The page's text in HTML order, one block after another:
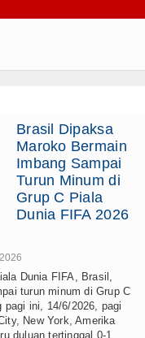
Brasil Dipaksa
Maroko Bermain
Imbang Sampai
Turun Minum di
Grup C Piala
Dunia FIFA 2026
Dunia FIFA, Brasil,
turun minum di Grup C
pagi ini, 14/6/2026, pagi
New York, Amerika
duluan tertinggal 0-1